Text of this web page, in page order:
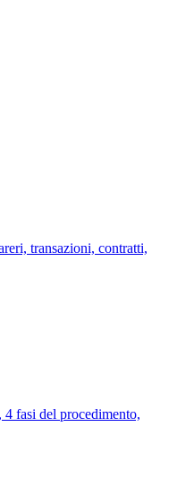
transazioni, contratti,
fasi del procedimento,